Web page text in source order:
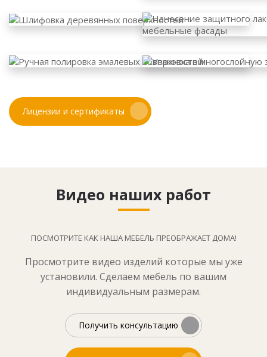
Лицензии и сертификаты
Видео наших работ
ПОСМОТРИТЕ КАК НАША МЕБЕЛЬ ПРЕОБРАЖАЕТ ДОМА!
Просмотрите видео изделий которые мы уже
установили. Сделаем мебель по вашим
индивидуальным размерам.
Получить консультацию